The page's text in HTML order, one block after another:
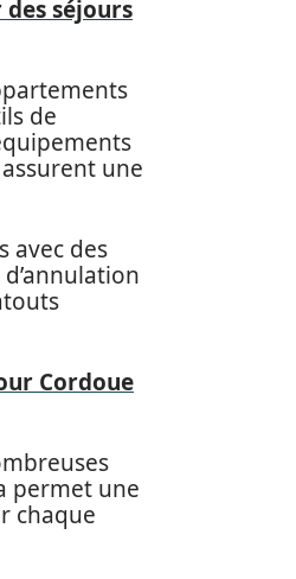
séjours
de
une
avec des
Cordoue
permet une
chaque